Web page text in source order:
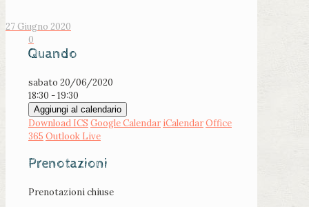
27 Giugno 2020
0
Quando
sabato 20/06/2020
18:30 - 19:30
Aggiungi al calendario
Download ICS Google Calendar iCalendarOffice
365 Outlook Live
Prenotazioni
Prenotazioni chiuse